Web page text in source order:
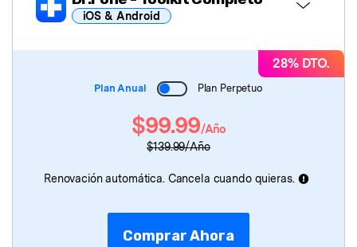
iOS & Android
- Desbloqueo de Pantalla
- Reparación de Sistema
Dr.Fone- Ubicación Virtual
- Borrador de Datos
28% DTO.
Plan Anual Plan Perpetuo
$99.99/Año
$139.99/Año
Renovación automática. Cancela cuando quieras.
Comprar Ahora